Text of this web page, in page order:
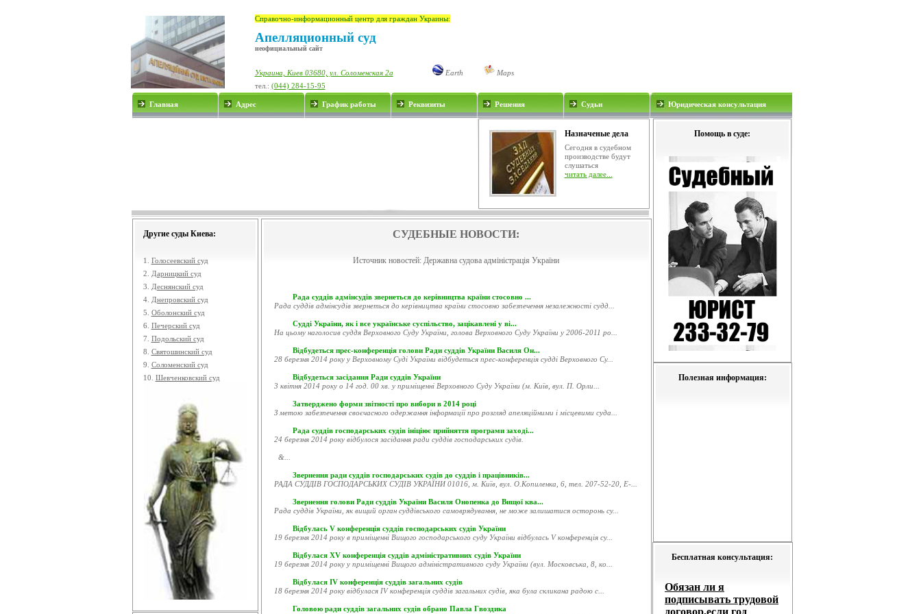
Справочно-информационный центр для граждан Украины:
Апелляционный суд
неофициальный сайт
Украина, Киев 03680, ул. Соломенская 2а Earth
Maps
тел.: (044) 284-15-95
Главная Адрес График работы Реквизиты Решения Судьи Юридическая консультация
Назначеные дела
Сегодня в судебном
производстве будут
слушаться
читать далее...
Помощь в суде:
Полезная информация:
Бесплатная консультация:
Другие суды Киева:
1. Голосеевский суд
2.
Дарницкий суд
3.
Деснянский суд
4. Днепровский суд
5. Оболонский суд
6. Печерский суд
7. Подольский суд
8. Святошинский суд
9. Соломенский суд
10. Шевченковский суд
СУДЕБНЫЕ НОВОСТИ:
Источник новостей: Державна судова адміністрація України
Рада суддів адмінсудів звернеться до керівництва країни стосовно ...
Рада суддів адмінсудів звернеться до керівництва країни стосовно забезпечення незалежності судд...
Судді України, як і все українське суспільство, зацікавлені у ві...
На цьому наголосив суддя Верховного Суду України, голова Верховного Суду України у 2006-2011 ро...
Відбудеться прес-конференція голови Ради суддів України Василя Он...
28 березня 2014 року у Верховному Суді України відбудеться прес-конференція судді Верховного Су...
Відбудеться засідання Ради суддів України
3 квітня 2014 року о 14 год. 00 хв. у приміщенні Верховного Суду України (м. Київ, вул. П. Орли...
Затверджено форми звітності про вибори в 2014 році
З метою забезпечення своєчасного одержання інформації про розгляд апеляційними і місцевими суда...
Рада суддів господарських судів ініціює прийняття програми заході...
24 березня 2014 року відбулося засідання ради суддів господарських судів.
&...
Звернення ради суддів господарських судів до суддів і працівників...
РАДА СУДДІВ ГОСПОДАРСЬКИХ СУДІВ УКРАЇНИ 01016, м. Київ, вул. О.Копиленка, 6, тел. 207-52-20, E-...
Звернення голови Ради суддів України Василя Онопенка до Вищої ква...
Рада суддів України, як вищий орган суддівського самоврядування, не може залишатися осторонь су...
Відбулась V конференція суддів господарських судів України
19 березня 2014 року в приміщенні Вищого господарського суду України відбулась V конференція су...
Відбулася XV конференція суддів адміністративних судів України
19 березня 2014 року у приміщенні Вищого адміністративного суду України (вул. Московська, 8, ко...
Відбулася ІV конференція суддів загальних судів
18 березня 2014 року відбулася ІV конференція суддів загальних судів, яка була скликана радою с...
Головою ради суддів загальних судів обрано Павла Гвоздика